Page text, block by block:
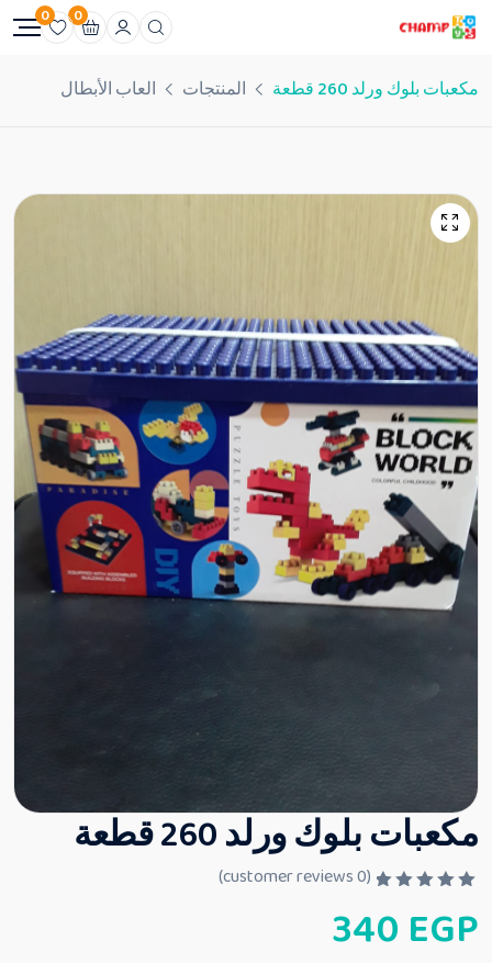
0
0
مكعبات بلوك ورلد 260 قطعة المنتجات العاب الأبطال
مكعبات بلوك ورلد 260 قطعة
م
ا
(
0
340 EGP